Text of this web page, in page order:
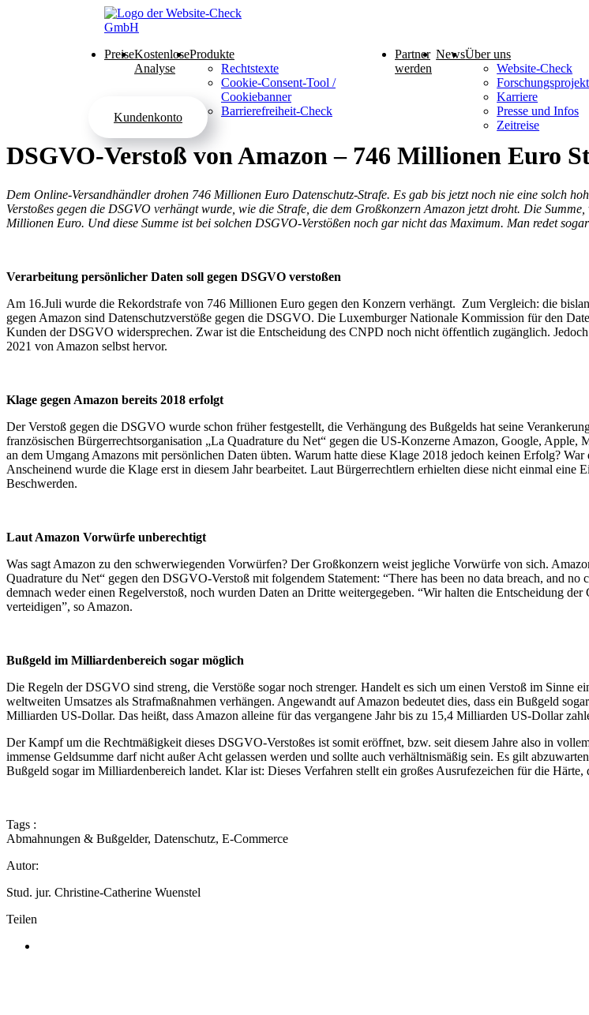
PreiseKostenlose
Analyse
Produkte
Rechtstexte
Cookie-Consent-Tool /
Cookiebanner
Barrierefreiheit-Check
Partner
werden
NewsÜber uns
Website-Check
Karriere
Presse und Infos
Zeitreise
Kundenkonto
DSGVO-Verstoß von Amazon – 746 Millionen Euro
Dem Online-Versandhändler drohen 746 Millionen Euro Datenschutz-Strafe. Es gab bis jetzt noch nie eine solch
Verstoßes gegen die DSGVO verhängt wurde, wie die Strafe, die dem Großkonzern Amazon jetzt droht. Die
Millionen Euro. Und diese Summe ist bei solchen DSGVO-Verstößen noch gar nicht das Maximum. Man redet
Verarbeitung persönlicher Daten soll gegen DSGVO verstoßen
Am 16.Juli wurde die Rekordstrafe von 746 Millionen Euro gegen den Konzern verhängt. Zum Vergleich: die
gegen Amazon sind Datenschutzverstöße gegen die DSGVO. Die Luxemburger Nationale Kommission für den
Kunden der DSGVO widersprechen. Zwar ist die Entscheidung des CNPD noch nicht öffentlich zugänglich.
2021 von Amazon selbst hervor.
Klage gegen Amazon bereits 2018 erfolgt
Der Verstoß gegen die DSGVO wurde schon früher festgestellt, die Verhängung des Bußgelds hat seine
französischen Bürgerrechtsorganisation „La Quadrature du Net“ gegen die US-Konzerne Amazon, Google,
an dem Umgang Amazons mit persönlichen Daten übten. Warum hatte diese Klage 2018 jedoch keinen Erfolg?
Anscheinend wurde die Klage erst in diesem Jahr bearbeitet. Laut Bürgerrechtlern erhielten diese nicht einmal eine
Beschwerden.
Laut Amazon Vorwürfe unberechtigt
Was sagt Amazon zu den schwerwiegenden Vorwürfen? Der Großkonzern weist jegliche Vorwürfe von sich.
Quadrature du Net“ gegen den DSGVO-Verstoß mit folgendem Statement: “There has been no data breach, and
demnach weder einen Regelverstoß, noch wurden Daten an Dritte weitergegeben. “Wir halten die Entscheidung
verteidigen”, so Amazon.
Bußgeld im Milliardenbereich sogar möglich
Die Regeln der DSGVO sind streng, die Verstöße sogar noch strenger. Handelt es sich um einen Verstoß im Sinne
weltweiten Umsatzes als Strafmaßnahmen verhängen. Angewandt auf Amazon bedeutet dies, dass ein Bußgeld
Milliarden US-Dollar. Das heißt, dass Amazon alleine für das vergangene Jahr bis zu 15,4 Milliarden US-Dollar
Der Kampf um die Rechtmäßigkeit dieses DSGVO-Verstoßes ist somit eröffnet, bzw. seit diesem Jahre also in
immense Geldsumme darf nicht außer Acht gelassen werden und sollte auch verhältnismäßig sein. Es gilt
Bußgeld sogar im Milliardenbereich landet. Klar ist: Dieses Verfahren stellt ein großes Ausrufezeichen für die
Tags :
Abmahnungen & Bußgelder, Datenschutz, E-Commerce
Autor:
Stud. jur. Christine-Catherine Wuenstel
Teilen